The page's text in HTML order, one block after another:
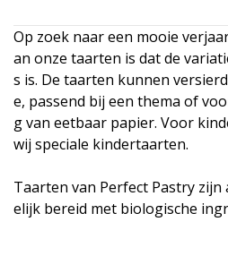
Op zoek naar een mooie
an onze taarten is dat de
s is. De taarten kunnen
e, passend bij een thema of
g van eetbaar papier. Voor
wij speciale kindertaarten.
Taarten van Perfect Pastry
elijk bereid met biologische